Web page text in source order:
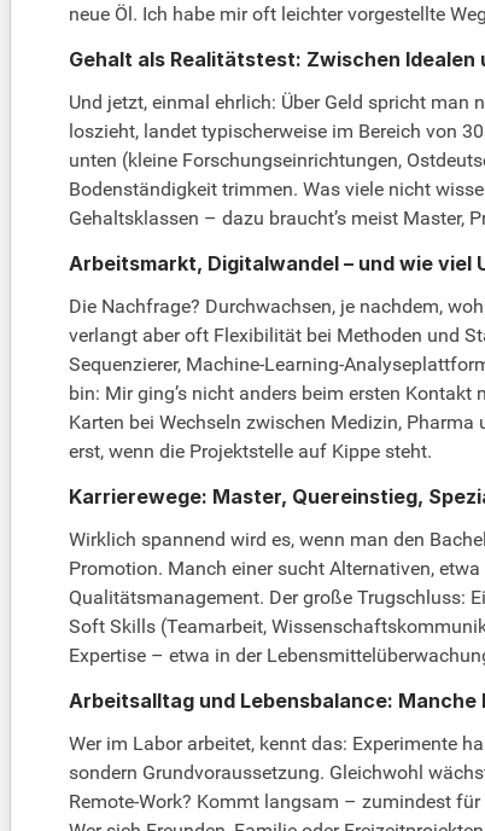
neue Öl. Ich habe mir oft leichter vorgestellte
Gehalt als Realitätstest: Zwischen Idealen
Und jetzt, einmal ehrlich: Über Geld spricht
loszieht, landet typischerweise im Bereich von
unten (kleine Forschungseinrichtungen,
Bodenständigkeit trimmen. Was viele nicht
Gehaltsklassen – dazu braucht’s meist Master,
Arbeitsmarkt, Digitalwandel – und wie viel
Die Nachfrage? Durchwachsen, je nachdem,
verlangt aber oft Flexibilität bei Methoden und
Sequenzierer, Machine-Learning-
bin: Mir ging’s nicht anders beim ersten
Karten bei Wechseln zwischen Medizin,
erst, wenn die Projektstelle auf Kippe steht.
Karrierewege: Master, Quereinstieg,
Wirklich spannend wird es, wenn man den
Promotion. Manch einer sucht Alternativen,
Qualitätsmanagement. Der große Trugschluss:
Soft Skills (Teamarbeit,
Expertise – etwa in der
Arbeitsalltag und Lebensbalance:
Wer im Labor arbeitet, kennt das: Experimente
sondern Grundvoraussetzung. Gleichwohl
Remote-Work? Kommt langsam – zumindest